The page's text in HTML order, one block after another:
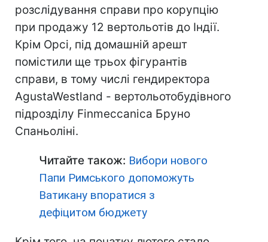
розслідування справи про корупцію
при продажу 12 вертольотів до Індії.
Крім Орсі, під домашній арешт
помістили ще трьох фігурантів
справи, в тому числі гендиректора
AgustaWestland - вертольотобудівного
підрозділу Finmeccanica Бруно
Спаньоліні.
Читайте також: Вибори нового
Папи Римського допоможуть
Ватикану впоратися з
дефіцитом бюджету